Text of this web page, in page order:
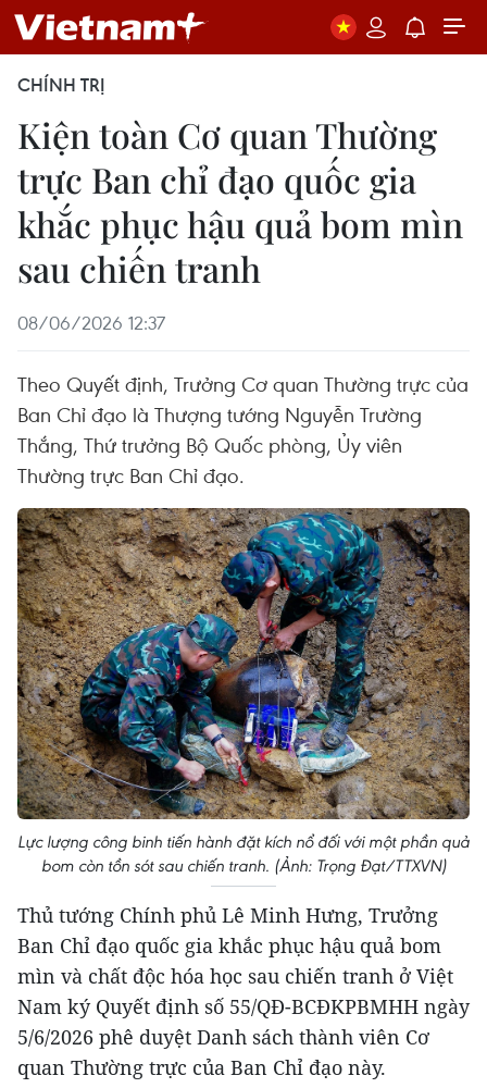
CHÍNH TRỊ
Kiện toàn Cơ quan Thường
trực Ban chỉ đạo quốc gia
khắc phục hậu quả bom mìn
sau chiến tranh
08/06/2026 12:37
Theo Quyết định, Trưởng Cơ quan Thường trực của
Ban Chỉ đạo là Thượng tướng Nguyễn Trường
Thắng, Thứ trưởng Bộ Quốc phòng, Ủy viên
Thường trực Ban Chỉ đạo.
Lực lượng công binh tiến hành đặt kích nổ đối với một phần quả
bom còn tồn sót sau chiến tranh. (Ảnh: Trọng Đạt/TTXVN)
Thủ tướng Chính phủ Lê Minh Hưng, Trưởng
Ban Chỉ đạo quốc gia khắc phục hậu quả bom
mìn và chất độc hóa học sau chiến tranh ở Việt
Nam ký Quyết định số 55/QĐ-BCĐKPBMHH ngày
5/6/2026 phê duyệt Danh sách thành viên Cơ
quan Thường trực của Ban Chỉ đạo này.